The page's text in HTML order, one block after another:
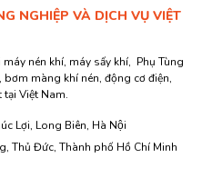
NGHIỆP VÀ DỊCH VỤ VIỆT
nén khí, máy sấy khí, Phụ Tùng
bơm màng khí nén, động cơ điện,
Việt Nam.
Lợi, Long Biên, Hà Nội
Thủ Đức, Thành phố Hồ Chí Minh